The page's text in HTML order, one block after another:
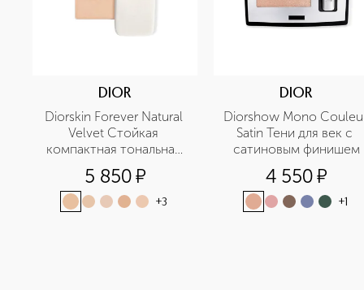
DIOR
Diorskin Forever Natural
Velvet Стойкая
компактная тональная
основа для лица,
сменный блок
5 850¤
+3
DIOR
Diorshow Mono
Satin Тени для век с
сатиновым финишем
4 550¤
+1